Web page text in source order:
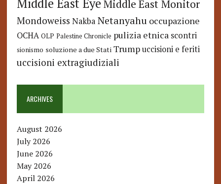
Middle East Eye Middle East Monitor
Mondoweiss Nakba Netanyahu occupazione
OCHA OLP Palestine Chronicle pulizia etnica scontri
sionismo soluzione a due Stati Trump uccisioni e feriti
uccisioni extragiudiziali
ARCHIVES
August 2026
July 2026
June 2026
May 2026
April 2026